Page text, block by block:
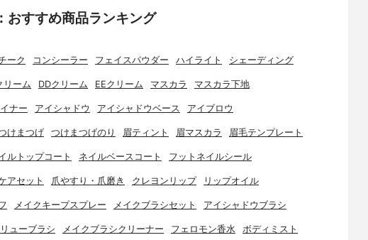
おすすめ商品ランキング
ーク コンシーラー フェイスパウダー ハイライト シェーディング
リーム DDクリーム EEクリーム マスカラ マスカラ下地
ナー アイシャドウ アイシャドウベース アイブロウ
けまつげ つけまつげのり 眉ティント 眉マスカラ 眉毛テンプレート
ルトップコート ネイルベースコート フットネイルシール
アセット 爪やすり・爪磨き クレヨンリップ リップオイル
メイクキープスプレー メイクブラシセット アイシャドウブラシ
ューブラシ メイクブラシクリーナー フェロモン香水 ボディミスト